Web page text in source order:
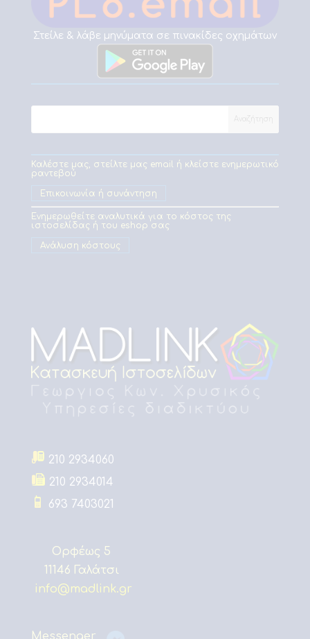
Στείλε & λάβε μηνύματα σε πινακίδες οχημάτων
Καλέστε μας, στείλτε μας email ή κλείστε ενημερωτικό
ραντεβού
Επικοινωνία ή συνάντηση
Ενημερωθείτε αναλυτικά για το κόστος της
ιστοσελίδας ή του eshop σας
Ανάλυση κόστους
210 2934060
210 2934014
693 7403021
Ορφέως 5
11146 Γαλάτσι
info@madlink.gr
Messenger